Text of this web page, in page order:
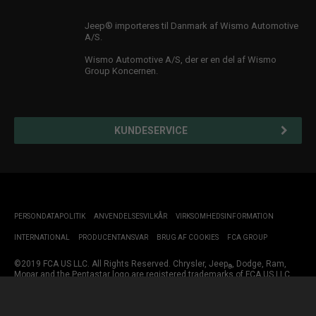
Jeep® importeres til Danmark af Wismo Automotive
A/S.
Wismo Automotive A/S, der er en del af Wismo
Group Koncernen.
KUNDESERVICE
PERSONDATAPOLITIK ANVENDELSESVILKÅR VIRKSOMHEDSINFORMATION
INTERNATIONAL PRODUCENTANSVAR BRUG AF COOKIES FCA GROUP
©2019 FCA US LLC. All Rights Reserved. Chrysler, Jeep®, Dodge, Ram,
Mopar and the Pentastar logo are registered trademarks of FCA US LLC.